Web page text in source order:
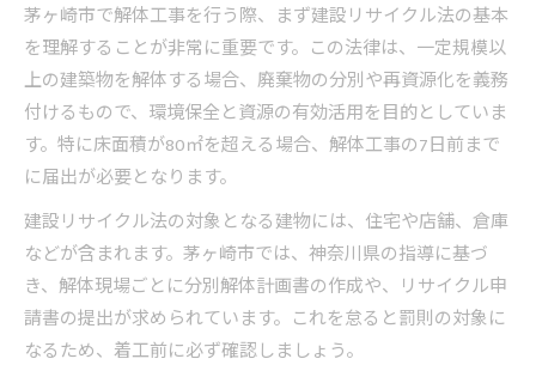
茅ヶ崎市で解体工事を行う際、まず建設リサイクル法の基本
を理解することが非常に重要です。この法律は、一定規模以
上の建築物を解体する場合、廃棄物の分別や再資源化を義務
付けるもので、環境保全と資源の有効活用を目的としていま
す。特に床面積が80㎡を超える場合、解体工事の7日前まで
に届出が必要となります。
建設リサイクル法の対象となる建物には、住宅や店舗、倉庫
などが含まれます。茅ヶ崎市では、神奈川県の指導に基づ
き、解体現場ごとに分別解体計画書の作成や、リサイクル申
請書の提出が求められています。これを怠ると罰則の対象に
なるため、着工前に必ず確認しましょう。